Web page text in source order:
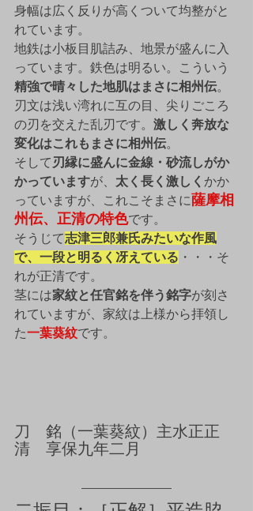
身幅は広く反りが高くついて均整がと
れています。
地鉄は小板目肌詰み、地景が盛んに入
っています。鉄色は明るい。こういう
精強で晴々した地肌はまさに相州伝。
刃文は浅い湾れに互の目、尖りごころ
の刃を交えた乱刃です。 激しく奔放な
変化はこれもまさに相州伝。
そして 刃縁に盛んに金線・砂流しがか
かっていますが、 太く長く激しく かか
っていますが、これこそまさに薩摩相
州伝、正清の特色です。
そうじて志津三郎兼氏みたいな作風
で、一段と明るく冴えている ・・・そ
れが正清です。
茎には家紋と任官銘を伴う銘字が刻さ
れていますが、家紋は上様から拝領し
た一葉葵紋です。
刀　銘（一葉葵紋）主水正正
清　享保九年二月